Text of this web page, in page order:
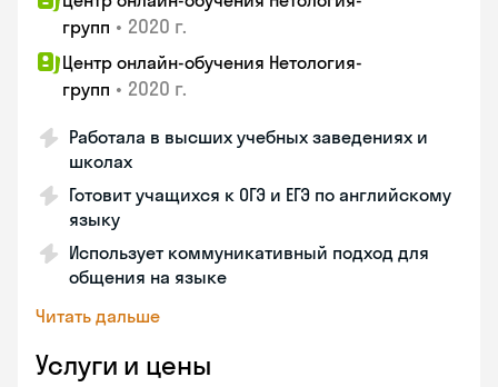
групп • 2020 г.
Центр онлайн-обучения Нетология-
групп • 2020 г.
Работала в высших учебных заведениях и
школах
Готовит учащихся к ОГЭ и ЕГЭ по английскому
языку
Использует коммуникативный подход для
общения на языке
Читать дальше
Услуги и цены